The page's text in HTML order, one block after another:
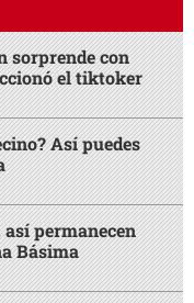
sorprende con
el tiktoker
Así puedes
permanecen
Básima